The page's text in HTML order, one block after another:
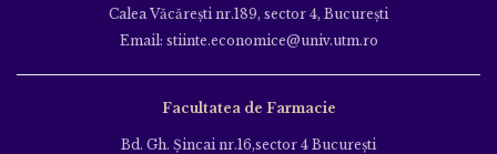
Calea Văcăreşti nr.189, sector 4, Bucureşti
Email: stiinte.economice@univ.utm.ro
Facultatea de Farmacie
Bd. Gh. Şincai nr.16,sector 4 Bucureşti